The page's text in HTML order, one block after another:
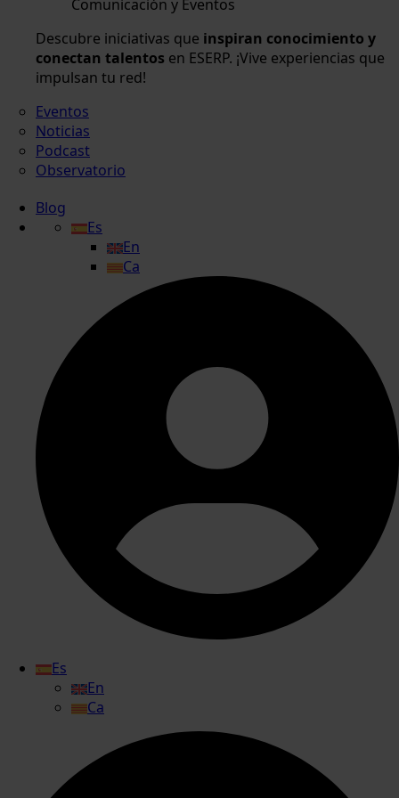
Comunicación y Eventos
Descubre iniciativas que inspiran conocimiento y
conectan talentos en ESERP. ¡Vive experiencias que
impulsan tu red!
Eventos
Noticias
Podcast
Observatorio
Blog
Es
En
Ca
Es
En
Ca